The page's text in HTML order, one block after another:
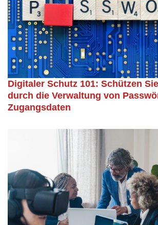
Digitaler Schutz 101: Schützen
durch die Verwaltung von
Zugangsdaten